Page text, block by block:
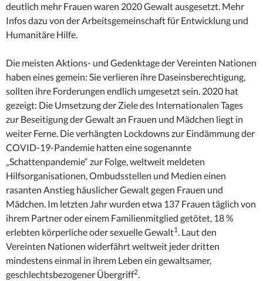
deutlich mehr Frauen waren 2020 Gewalt ausgesetzt. Mehr
Infos dazu von der Arbeitsgemeinschaft für Entwicklung und
Humanitäre Hilfe.
Die meisten Aktions- und Gedenktage der Vereinten Nationen
haben eines gemein: Sie verlieren ihre Daseinsberechtigung,
sollten ihre Forderungen endlich umgesetzt sein. 2020 hat
gezeigt: Die Umsetzung der Ziele des Internationalen Tages
zur Beseitigung der Gewalt an Frauen und Mädchen liegt in
weiter Ferne. Die verhängten Lockdowns zur Eindämmung der
COVID-19-Pandemie hatten eine sogenannte
„Schattenpandemie“ zur Folge, weltweit meldeten
Hilfsorganisationen, Ombudsstellen und Medien einen
rasanten Anstieg häuslicher Gewalt gegen Frauen und
Mädchen. Im letzten Jahr wurden etwa 137 Frauen täglich von
ihrem Partner oder einem Familienmitglied getötet, 18 %
erlebten körperliche oder sexuelle Gewalt1. Laut den
Vereinten Nationen widerfährt weltweit jeder dritten
mindestens einmal in ihrem Leben ein gewaltsamer,
geschlechtsbezogener Übergriff2.